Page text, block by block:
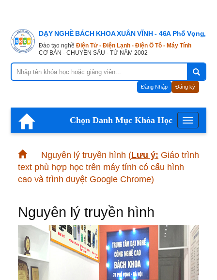
DẠY NGHỀ BÁCH KHOA XUÂN VĨNH - 46A Phố Vọng,
Đào tạo nghề Điện Tử - Điện Lạnh - Điện Ô Tô - Máy Tính
CƠ BẢN - CHUYÊN SÂU - TỪ NĂM 2002
Đăng Nhập Đăng ký
Menu
Chọn Danh Mục Khóa Học
Nguyên lý truyền hình (Lưu ý: Giáo trình
text phù hợp học trên máy tính có cấu hình
cao và trình duyệt Google Chrome)
Nguyên lý truyền hình